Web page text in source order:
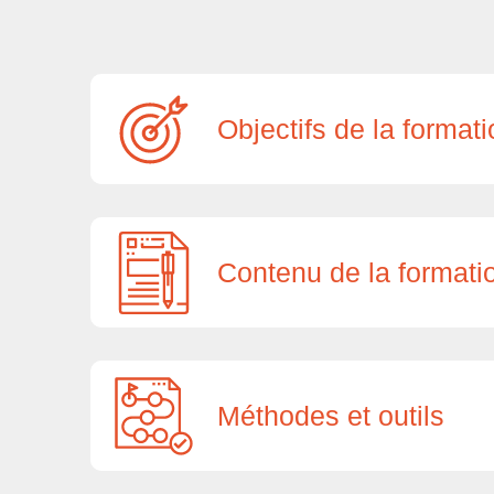
Objectifs de la
Contenu de la
Méthodes et outils